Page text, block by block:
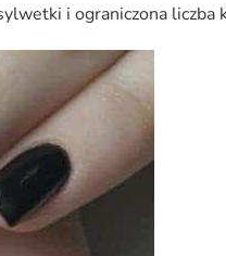
i ograniczona liczba